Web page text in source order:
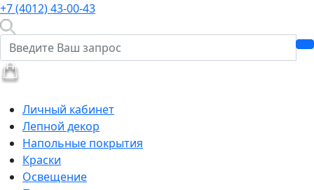
+7 (4012) 43-00-43
Личный кабинет
Лепной декор
Напольные покрытия
Краски
Освещение